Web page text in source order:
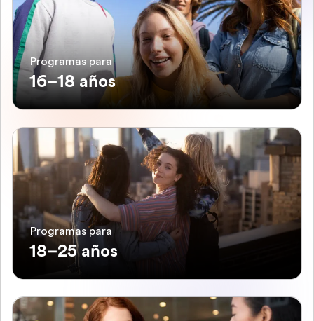
Programas para
16–18 años
Programas para
18–25 años